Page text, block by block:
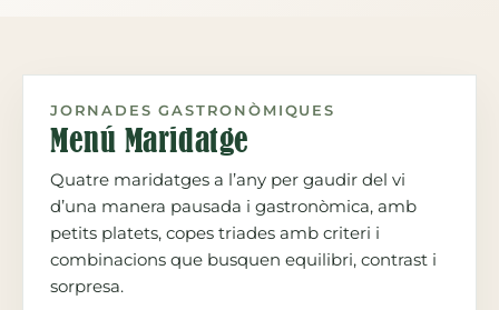
JORNADES GASTRONÒMIQUES
Menú Maridatge
Quatre maridatges a l’any per gaudir del vi
d’una manera pausada i gastronòmica, amb
petits platets, copes triades amb criteri i
combinacions que busquen equilibri, contrast i
sorpresa.